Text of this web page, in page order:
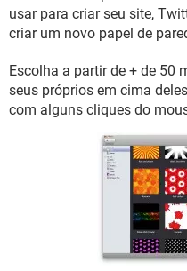
GUIA DE COMPRAS
usar para criar seu site,
criar um novo papel de
Escolha a partir de + de 50
seus próprios em cima
com alguns cliques do